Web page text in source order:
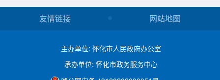
友情链接 网站地图
主办单位: 怀化市人民政府办公室
承办单位: 怀化市政务服务中心